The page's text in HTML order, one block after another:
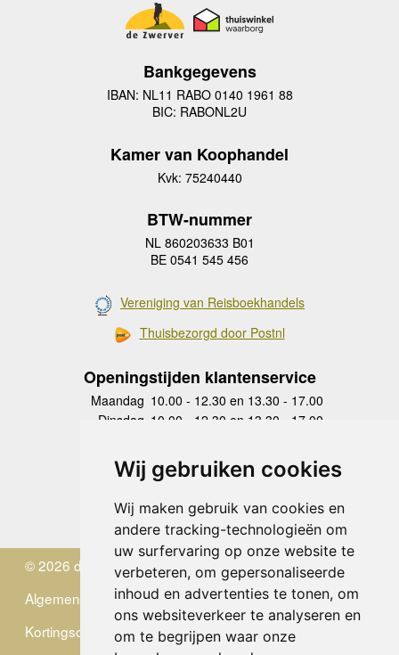
Wij gebruiken cookies
Wij maken gebruik van cookies en
andere tracking-technologieën om
uw surfervaring op onze website te
verbeteren, om gepersonaliseerde
inhoud en advertenties te tonen, om
ons websiteverkeer te analyseren en
om te begrijpen waar onze
Bankgegevens
IBAN: NL11 RABO 0140 1961 88
BIC: RABONL2U
Kamer van Koophandel
Kvk: 75240440
BTW-nummer
NL 860203633 B01
BE 0541 545 456
Vereniging van Reisboekhandels
Thuisbezorgd door Postnl
Openingstijden klantenservice
Maandag 10.00 - 12.30 en 13.30 - 17.00
Dinsdag 10.00 - 12.30 en 13.30 - 17.00
Donderdag
10.00 - 12.30 en 13.30 - 17.00
Vrijdag 10.00 - 12.30 en 13.30 - 17.00
Zaterdag
gesloten
Zondag gesloten
© 2026 de Zwerver
Algemene Voorwaarden
Kortingscode